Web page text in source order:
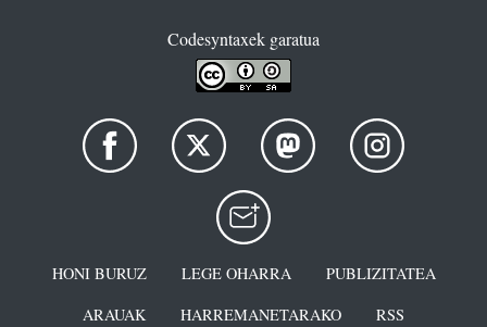
Codesyntaxek garatua
HONI BURUZ LEGE OHARRA
PUBLIZITATEA
ARAUAK
HARREMANETARAKO RSS